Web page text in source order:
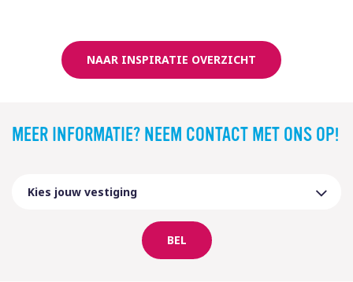
NAAR INSPIRATIE OVERZICHT
MEER INFORMATIE? NEEM CONTACT MET ONS OP!
BEL